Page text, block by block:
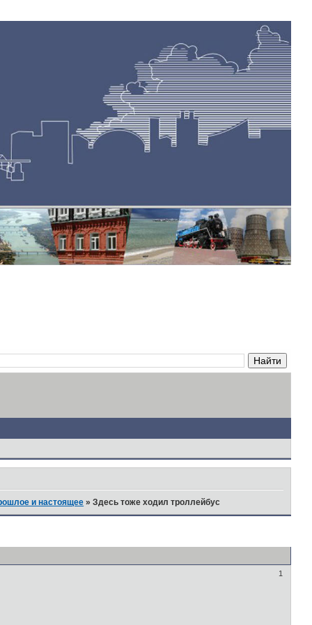
и настоящее »Здесь тоже ходил троллейбус
1